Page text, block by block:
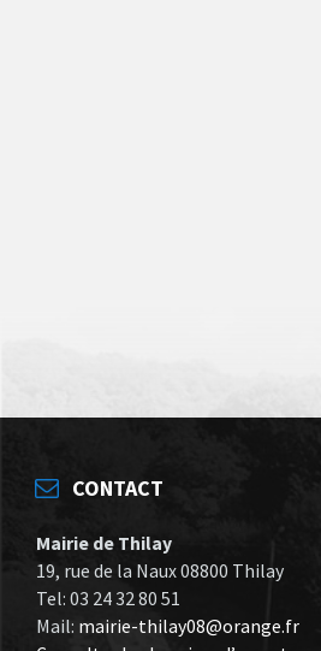
CONTACT
Mairie de Thilay
19, rue de la Naux 08800 Thilay
Tel: 03 24 32 80 51
Mail: mairie-thilay08@orange.fr